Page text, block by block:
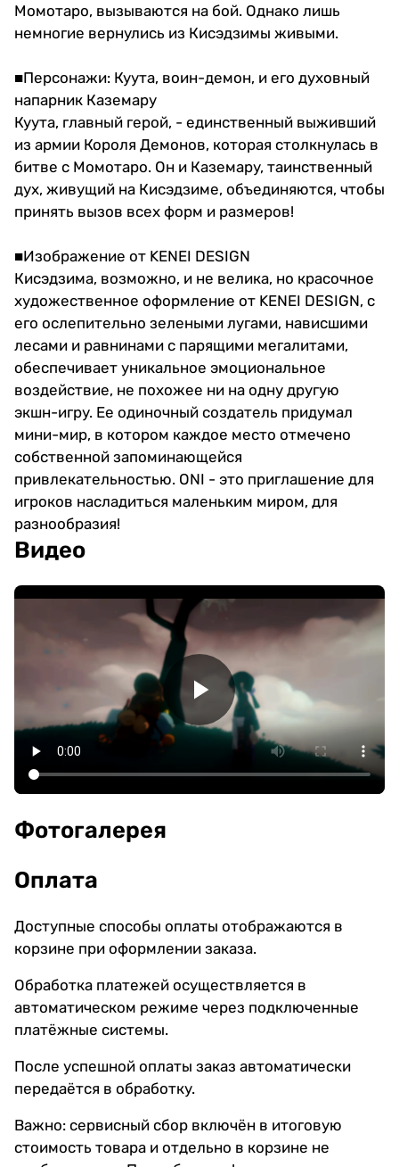
Момотаро, вызываются на бой. Однако лишь
немногие вернулись из Кисэдзимы живыми.
■Персонажи: Куута, воин-демон, и его духовный
напарник Каземару
Куута, главный герой, - единственный выживший
из армии Короля Демонов, которая столкнулась в
битве с Момотаро. Он и Каземару, таинственный
дух, живущий на Кисэдзиме, объединяются, чтобы
принять вызов всех форм и размеров!
■Изображение от KENEI DESIGN
Кисэдзима, возможно, и не велика, но красочное
художественное оформление от KENEI DESIGN, с
его ослепительно зелеными лугами, нависшими
лесами и равнинами с парящими мегалитами,
обеспечивает уникальное эмоциональное
воздействие, не похожее ни на одну другую
экшн-игру. Ее одиночный создатель придумал
мини-мир, в котором каждое место отмечено
собственной запоминающейся
привлекательностью. ONI - это приглашение для
игроков насладиться маленьким миром, для
разнообразия!
Видео
Фотогалерея
Оплата
Доступные способы оплаты отображаются в
корзине при оформлении заказа.
Обработка платежей осуществляется в
автоматическом режиме через подключенные
платёжные системы.
После успешной оплаты заказ автоматически
передаётся в обработку.
Важно: сервисный сбор включён в итоговую
стоимость товара и отдельно в корзине не